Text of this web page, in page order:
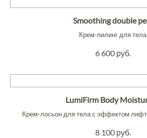
Smoothing double
Крем-пилинг для тела
6 600 руб.
LumiFirm Body
Крем-лосьон для тела с эффектом
8 100 руб.